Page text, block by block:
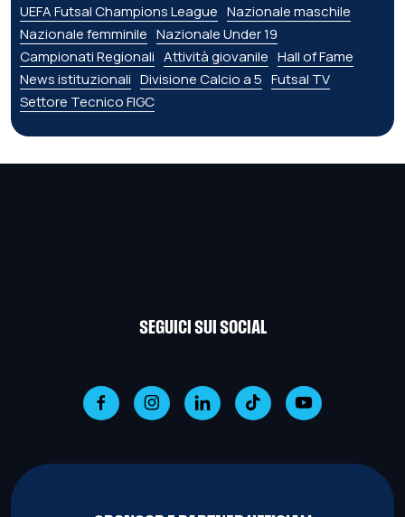
UEFA Futsal Champions League Nazionale maschile
Nazionale femminile Nazionale Under 19
Campionati Regionali Attività giovanile Hall of Fame
News istituzionali Divisione Calcio a 5 Futsal TV
Settore Tecnico FIGC
SEGUICI SUI SOCIAL